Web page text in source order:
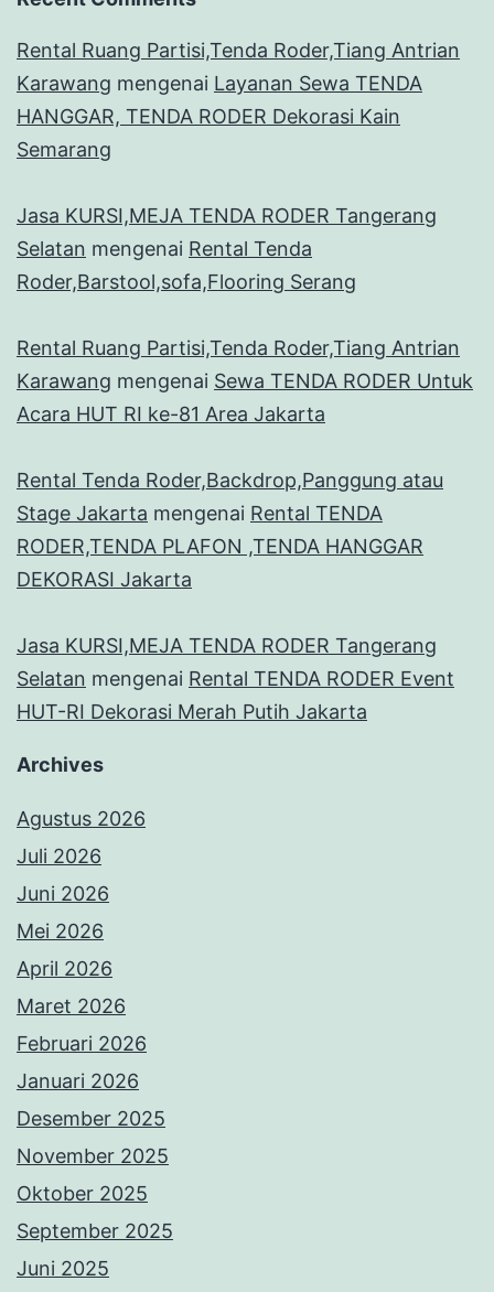
Rental Ruang Partisi,Tenda Roder,Tiang Antrian
Karawang mengenai Layanan Sewa TENDA
HANGGAR, TENDA RODER Dekorasi Kain
Semarang
Jasa KURSI,MEJA TENDA RODER Tangerang
Selatan mengenai Rental Tenda
Roder,Barstool,sofa,Flooring Serang
Rental Ruang Partisi,Tenda Roder,Tiang Antrian
Karawang mengenai Sewa TENDA RODER Untuk
Acara HUT RI ke-81 Area Jakarta
Rental Tenda Roder,Backdrop,Panggung atau
Stage Jakarta mengenai Rental TENDA
RODER,TENDA PLAFON ,TENDA HANGGAR
DEKORASI Jakarta
Jasa KURSI,MEJA TENDA RODER Tangerang
Selatan mengenai Rental TENDA RODER Event
HUT-RI Dekorasi Merah Putih Jakarta
Archives
Agustus 2026
Juli 2026
Juni 2026
Mei 2026
April 2026
Maret 2026
Februari 2026
Januari 2026
Desember 2025
November 2025
Oktober 2025
September 2025
Juni 2025